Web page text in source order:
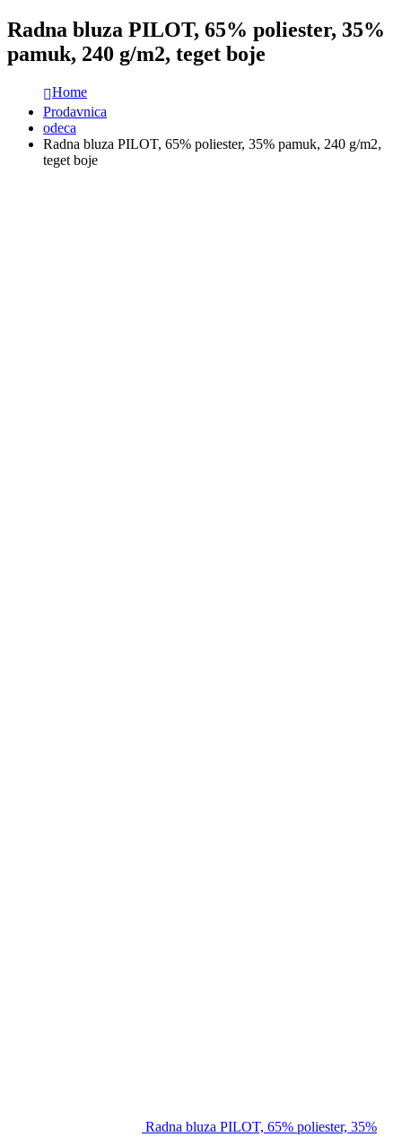
Radna bluza PILOT, 65% poliester, 35%
pamuk, 240 g/m2, teget boje
Home
Prodavnica
odeca
Radna bluza PILOT, 65% poliester, 35% pamuk, 240 g/m2,
teget boje
Radna bluza PILOT, 65% poliester, 35%